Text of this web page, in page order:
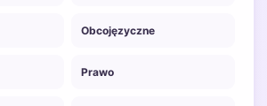
Obcojęzyczne
Prawo